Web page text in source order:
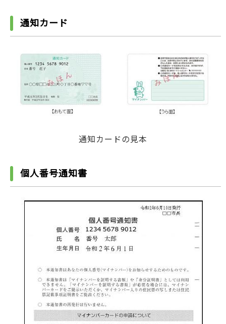
通知カード
通知カードの見本
個人番号通知書